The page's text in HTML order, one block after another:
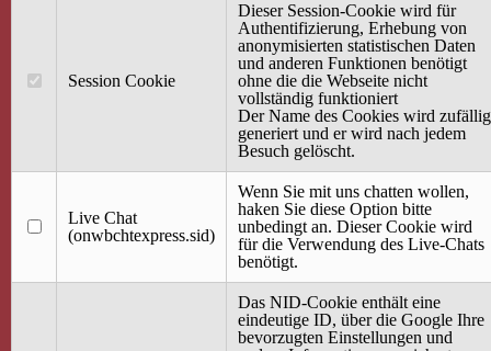
40 Jahre Mütterzentrum
Terminkalender
Gemeinsam aktiv
Gemeinsam unterwegs
wirFAIRändern
Angebot / Kurs suchen
Session Cookie
Dieser Session-Cookie wird für
Authentifizierung, Erhebung von
anonymisierten statistischen Daten
und anderen Funktionen benötigt
ohne die die Webseite nicht
vollständig funktioniert
Der Name des Cookies wird zufällig
generiert und er wird nach jedem
Besuch gelöscht.
Live Chat
(onwbchtexpress.sid)
Wenn Sie mit uns chatten wollen,
haken Sie diese Option bitte
unbedingt an. Dieser Cookie wird
für die Verwendung des Live-Chats
benötigt.
Das NID-Cookie enthält eine
eindeutige ID, über die Google Ihre
bevorzugten Einstellungen und